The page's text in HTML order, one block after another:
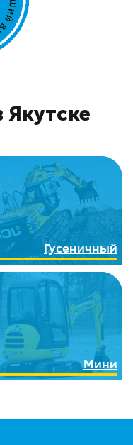
Якутске
Гусеничный
Мини